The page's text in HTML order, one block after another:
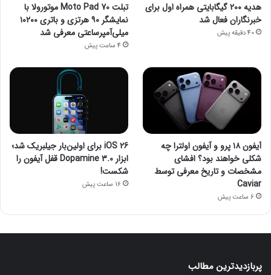
هدیه ۲۰۰ گیگابایتی همراه اول برای
خبرنگاران فعال شد
40 دقیقه پیش
تبلت Moto Pad 70 موتورولا با
نمایشگر ۹۰ هرتزی و باتری ۱۰۲۰۰
میلی‌آمپرساعتی معرفی شد
4 ساعت پیش
آیفون ۱۸ پرو و آیفون اولترا چه
شکلی خواهند بود؟ افشای
مشخصات و تاریخ معرفی توسط
Caviar
6 ساعت پیش
iOS 26 برای اولین‌بار جیلبریک شد؛
ابزار Dopamine 3.0 قفل آیفون را
شکست!
16 ساعت پیش
پربازدیدترین مطالب